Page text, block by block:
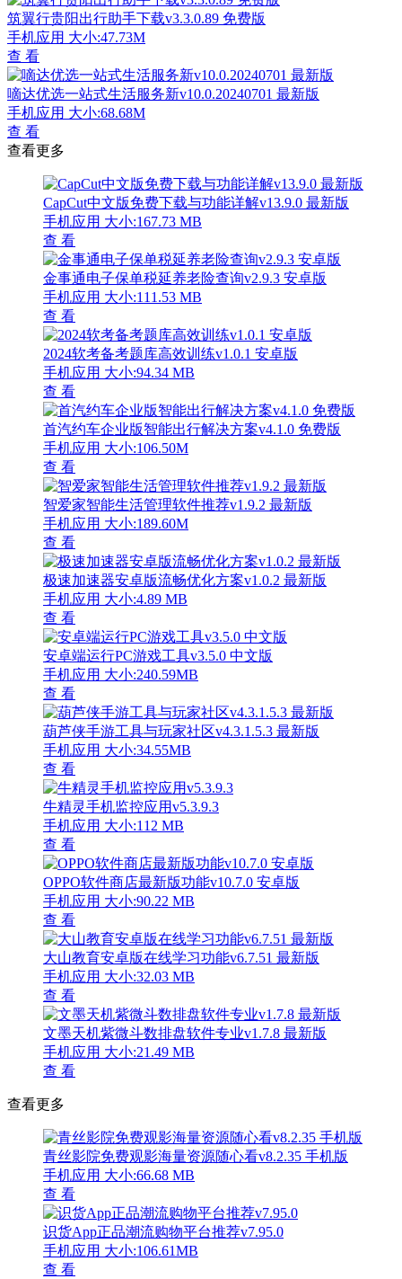
筑翼行贵阳出行助手下载v3.3.0.89 免费版
手机应用 大小:47.73M
查 看
嘀达优选一站式生活服务新v10.0.20240701 最新版
手机应用 大小:68.68M
查 看
查看更多
CapCut中文版免费下载与功能详解v13.9.0 最新版
手机应用 大小:167.73 MB
查 看
金事通电子保单税延养老险查询v2.9.3 安卓版
手机应用 大小:111.53 MB
查 看
2024软考备考题库高效训练v1.0.1 安卓版
手机应用 大小:94.34 MB
查 看
首汽约车企业版智能出行解决方案v4.1.0 免费版
手机应用 大小:106.50M
查 看
智爱家智能生活管理软件推荐v1.9.2 最新版
手机应用 大小:189.60M
查 看
极速加速器安卓版流畅优化方案v1.0.2 最新版
手机应用 大小:4.89 MB
查 看
安卓端运行PC游戏工具v3.5.0 中文版
手机应用 大小:240.59MB
查 看
葫芦侠手游工具与玩家社区v4.3.1.5.3 最新版
手机应用 大小:34.55MB
查 看
牛精灵手机监控应用v5.3.9.3
手机应用 大小:112 MB
查 看
OPPO软件商店最新版功能v10.7.0 安卓版
手机应用 大小:90.22 MB
查 看
大山教育安卓版在线学习功能v6.7.51 最新版
手机应用 大小:32.03 MB
查 看
文墨天机紫微斗数排盘软件专业v1.7.8 最新版
手机应用 大小:21.49 MB
查 看
查看更多
青丝影院免费观影海量资源随心看v8.2.35 手机版
手机应用 大小:66.68 MB
查 看
识货App正品潮流购物平台推荐v7.95.0
手机应用 大小:106.61MB
查 看